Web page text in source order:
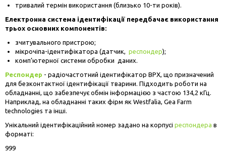
тривалий термін використання (близько 10-ти років).
Електронна система ідентифікації передбачає використання
трьох основних компонентів:
зчитувального пристрою;
мікрочіпа-ідентифікатора (датчик, респондер);
комп’ютерної системи обробки даних.
Респондер - радіочастотний ідентифікатор ВРХ, що призначений
для безконтактної ідентифікації тварини. Підходить роботи на
обладнанні, що забезпечує обмін інформацією з частою 134,2 кГц.
Наприклад, на обладнанні таких фірм як Westfalia, Gea Farm
technologies та інші.
Унікальний ідентифікаційний номер задано на корпусі респондера в
форматі:
999